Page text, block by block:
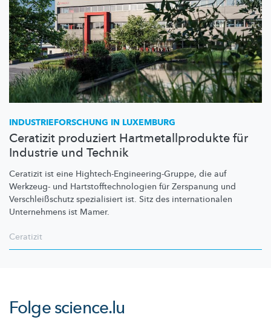
INDUSTRIEFORSCHUNG IN LUXEMBURG
Ceratizit produziert Hartmetallprodukte für
Industrie und Technik
Ceratizit ist eine Hightech-Engineering-Gruppe, die auf
Werkzeug- und Hartstofftechnologien für Zerspanung und
Verschleißschutz spezialisiert ist. Sitz des internationalen
Unternehmens ist Mamer.
Ceratizit
Folgescience.lu